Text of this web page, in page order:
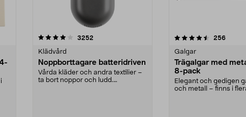
3252
Klädvård
Noppborttagare batteridriven
Vårda kläder och andra textilier –
ta bort noppor och ludd.
4.5av 5 stjärnor 256
Galgar
Trägalgar med
8-pack
Elegant och gedigen
och metall – finns i
4.0av 5